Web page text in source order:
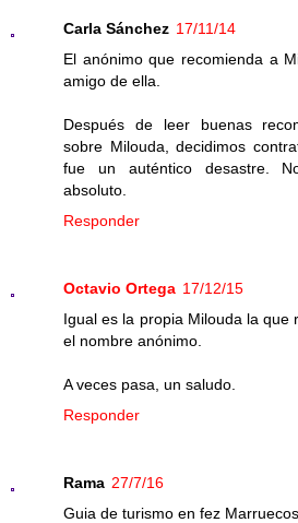
Carla Sánchez 17/11/14
El anónimo que recomienda a
amigo de ella.
Después de leer buenas
sobre Milouda, decidimos
fue un auténtico desastre.
absoluto.
Responder
Octavio Ortega 17/12/15
Igual es la propia Milouda la que
el nombre anónimo.
A veces pasa, un saludo.
Responder
Rama 27/7/16
Guia de turismo en fez Marruecos